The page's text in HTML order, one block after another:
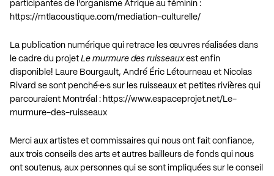
participantes de l’organisme Afrique au féminin :
https://mtlacoustique.com/mediation-culturelle/
La publication numérique qui retrace les œuvres réalisées dans
le cadre du projet Le murmure des ruisseauxest enfin
disponible! Laure Bourgault, André Éric Létourneau et Nicolas
Rivard se sont penché·e·s sur les ruisseaux et petites rivières qui
parcouraient Montréal : https://www.espaceprojet.net/Le-
murmure-des-ruisseaux
Merci aux artistes et commissaires qui nous ont fait confiance,
aux trois conseils des arts et autres bailleurs de fonds qui nous
ont soutenus, aux personnes qui se sont impliquées sur le conseil